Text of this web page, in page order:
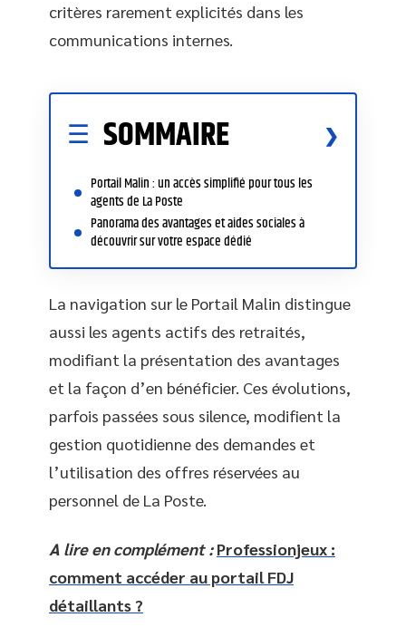
critères rarement explicités dans les
communications internes.
SOMMAIRE
Portail Malin : un accès simplifié pour tous les
agents de La Poste
Panorama des avantages et aides sociales à
découvrir sur votre espace dédié
La navigation sur le Portail Malin distingue
aussi les agents actifs des retraités,
modifiant la présentation des avantages
et la façon d’en bénéficier. Ces évolutions,
parfois passées sous silence, modifient la
gestion quotidienne des demandes et
l’utilisation des offres réservées au
personnel de La Poste.
A lire en complément : Professionjeux :
comment accéder au portail FDJ
détaillants ?